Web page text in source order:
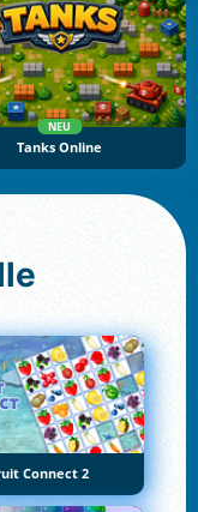
NEU
Tanks Online
Connect 2